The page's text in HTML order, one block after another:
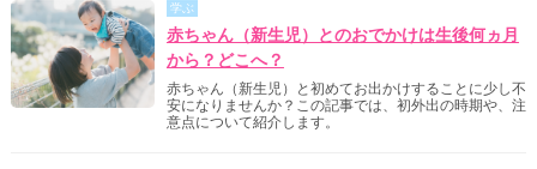
学ぶ
赤ちゃん（新生児）とのおでかけは生後何ヵ月
から？どこへ？
赤ちゃん（新生児）と初めてお出かけすることに少し不
安になりませんか？この記事では、初外出の時期や、注
意点について紹介します。